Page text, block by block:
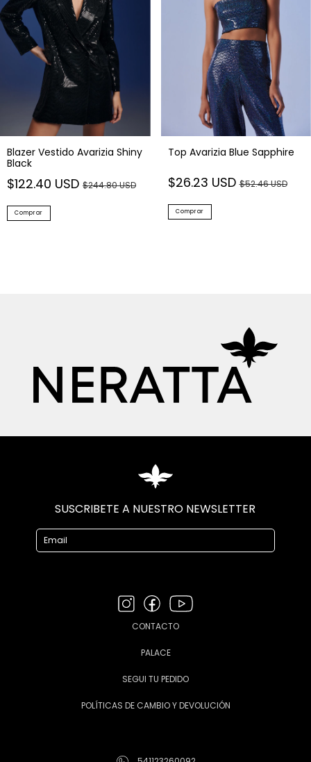
Blazer Vestido Avarizia Shiny
Black
$122.40 USD $244.80 USD
Comprar
Top Avarizia Blue Sapphire
$26.23 USD$52.46 USD
Comprar
SUSCRIBETE A NUESTRO NEWSLETTER
CONTACTO
PALACE
SEGUI TU PEDIDO
POLÍTICAS DE CAMBIO Y DEVOLUCIÓN